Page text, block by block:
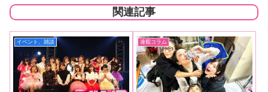
関連記事
イベント、雑談 連載コラム